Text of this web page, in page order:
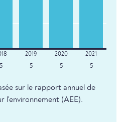
5 5 5 5
sur le rapport annuel de
l'environnement (AEE).